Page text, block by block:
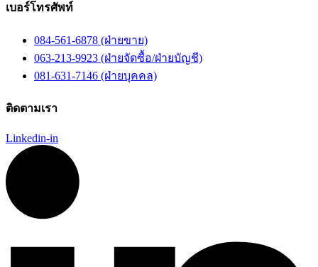
เบอร์โทรศัพท์
084-561-6878 (ฝ่ายขาย)
063-213-9923 (ฝ่ายจัดซื้อ/ฝ่ายบัญชี)
081-631-7146 (ฝ่ายบุคคล)
ติดตามเรา
Linkedin-in